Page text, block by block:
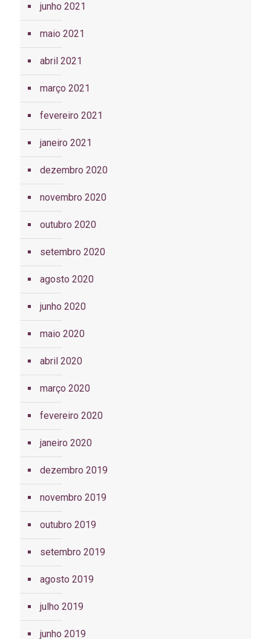
junho 2021
maio 2021
abril 2021
março 2021
fevereiro 2021
janeiro 2021
dezembro 2020
novembro 2020
outubro 2020
setembro 2020
agosto 2020
junho 2020
maio 2020
abril 2020
março 2020
fevereiro 2020
janeiro 2020
dezembro 2019
novembro 2019
outubro 2019
setembro 2019
agosto 2019
julho 2019
junho 2019